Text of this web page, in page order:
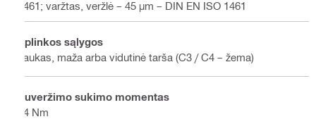
1461; varžtas, veržlė – 45 µm – DIN EN ISO 1461
Aplinkos sąlygos
Laukas, maža arba vidutinė tarša (C3 / C4 – žema)
Suveržimo sukimo momentas
84 Nm